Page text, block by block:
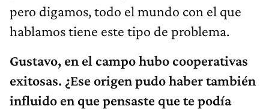
pero digamos, todo el mundo con el que
hablamos tiene este tipo de problema.
Gustavo, en el campo hubo cooperativas
exitosas. ¿Ese origen pudo haber también
influido en que pensaste que te podía